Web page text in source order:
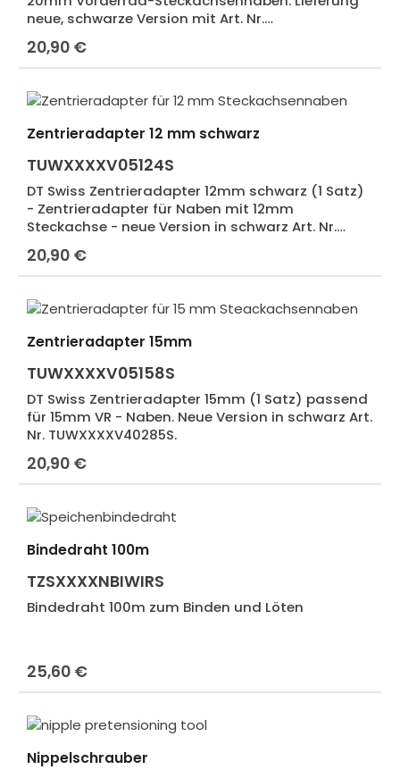
neue, schwarze Version mit Art. Nr.
TUWXXXXV40286S.
Regulärer Preis:
20,90 €
Zentrieradapter 12 mm schwarz
TUWXXXXV05124S
DT Swiss Zentrieradapter 12mm schwarz (1 Satz)
- Zentrieradapter für Naben mit 12mm
Steckachse - neue Version in schwarz Art. Nr.
TUWXXXXV40284S
Regulärer Preis:
20,90 €
Zentrieradapter 15mm
TUWXXXXV05158S
DT Swiss Zentrieradapter 15mm (1 Satz) passend
für 15mm VR - Naben. Neue Version in schwarz Art.
Nr. TUWXXXXV40285S.
Regulärer Preis:
20,90 €
Bindedraht 100m
TZSXXXXNBIWIRS
Bindedraht 100m zum Binden und Löten
Regulärer Preis:
25,60 €
Nippelschrauber